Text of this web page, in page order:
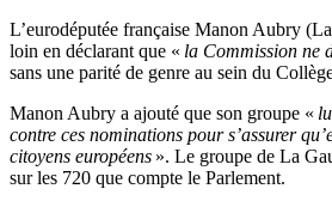
L’eurodéputée française Manon Aubry
loin en déclarant que « la Commission ne
sans une parité de genre au sein du
Manon Aubry a ajouté que son groupe «
contre ces nominations pour s’assurer
citoyens européens ». Le groupe de La
sur les 720 que compte le Parlement.